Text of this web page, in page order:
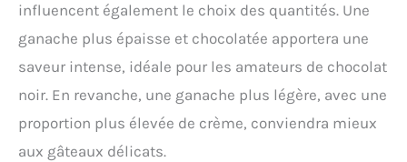
influencent également le choix des quantités. Une
ganache plus épaisse et chocolatée apportera une
saveur intense, idéale pour les amateurs de chocolat
noir. En revanche, une ganache plus légère, avec une
proportion plus élevée de crème, conviendra mieux
aux gâteaux délicats.